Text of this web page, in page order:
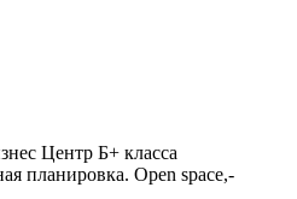
Центр Б+ класса
Open space,­